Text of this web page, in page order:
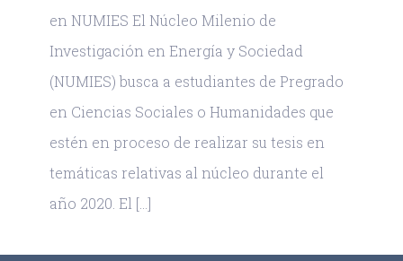
en NUMIES El Núcleo Milenio de
Investigación en Energía y Sociedad
(NUMIES) busca a estudiantes de Pregrado
en Ciencias Sociales o Humanidades que
estén en proceso de realizar su tesis en
temáticas relativas al núcleo durante el
año 2020. El [...]